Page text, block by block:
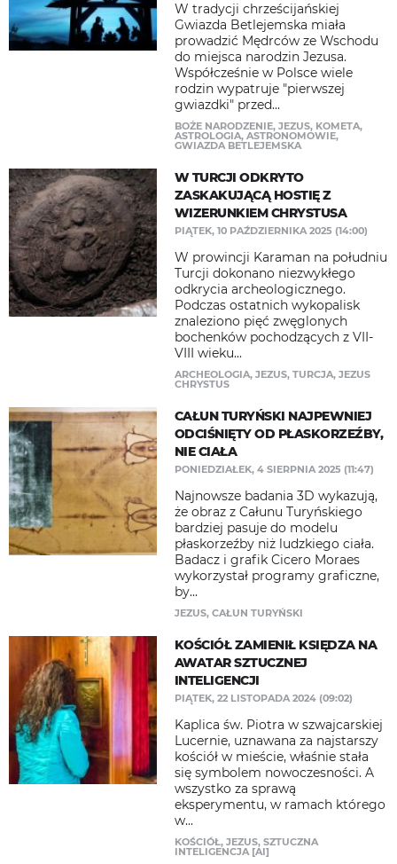
W tradycji chrześcijańskiej
Gwiazda Betlejemska miała
prowadzić Mędrców ze Wschodu
do miejsca narodzin Jezusa.
Współcześnie w Polsce wiele
rodzin wypatruje "pierwszej
gwiazdki" przed...
BOŻE NARODZENIE, JEZUS, KOMETA,
ASTROLOGIA, ASTRONOMOWIE,
GWIAZDA BETLEJEMSKA
W TURCJI ODKRYTO
ZASKAKUJĄCĄ HOSTIĘ Z
WIZERUNKIEM CHRYSTUSA
PIĄTEK, 10 PAŹDZIERNIKA 2025 (14:00)
W prowincji Karaman na południu
Turcji dokonano niezwykłego
odkrycia archeologicznego.
Podczas ostatnich wykopalisk
znaleziono pięć zwęglonych
bochenków pochodzących z VII-
VIII wieku...
ARCHEOLOGIA, JEZUS, TURCJA, JEZUS
CHRYSTUS
CAŁUN TURYŃSKI NAJPEWNIEJ
ODCIŚNIĘTY OD PŁASKORZEŹBY,
NIE CIAŁA
PONIEDZIAŁEK, 4 SIERPNIA 2025 (11:47)
Najnowsze badania 3D wykazują,
że obraz z Całunu Turyńskiego
bardziej pasuje do modelu
płaskorzeźby niż ludzkiego ciała.
Badacz i grafik Cicero Moraes
wykorzystał programy graficzne,
by...
JEZUS, CAŁUN TURYŃSKI
KOŚCIÓŁ ZAMIENIŁ KSIĘDZA NA
AWATAR SZTUCZNEJ
INTELIGENCJI
PIĄTEK, 22 LISTOPADA 2024 (09:02)
Kaplica św. Piotra w szwajcarskiej
Lucernie, uznawana za najstarszy
kościół w mieście, właśnie stała
się symbolem nowoczesności. A
wszystko za sprawą
eksperymentu, w ramach którego
w...
KOŚCIÓŁ, JEZUS, SZTUCZNA
INTELIGENCJA [AI]